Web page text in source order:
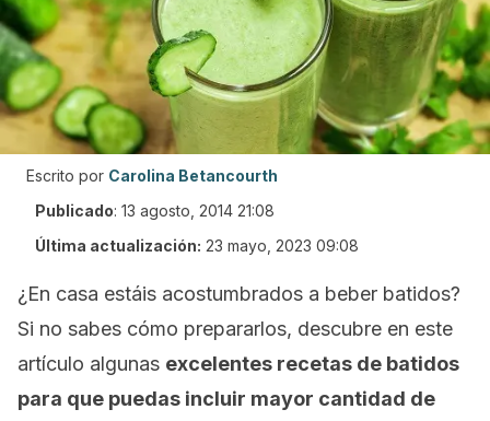
Escrito por Carolina Betancourth
Publicado: 13 agosto, 2014 21:08
Última actualización: 23 mayo, 2023 09:08
¿En casa estáis acostumbrados a beber batidos?
Si no sabes cómo prepararlos, descubre en este
artículo algunas excelentes recetas de batidos
para que puedas incluir mayor cantidad de